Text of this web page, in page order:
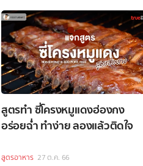
สูตรทำ ซี่โครงหมูแดงฮ่องกง
อร่อยฉ่ำ ทำง่าย ลองแล้วติดใจ
สูตรอาหาร 27 ต.ค. 66